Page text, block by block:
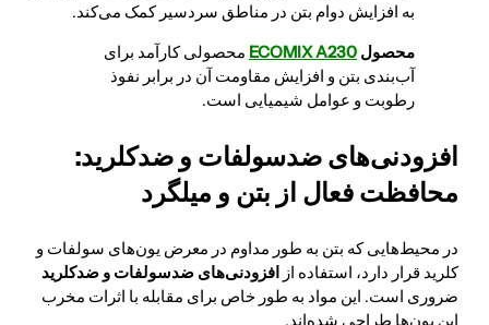
به افزایش دوام بتن در مناطق سردسیر کمک می‌کند.
محصول ECOMIX A230 محصولی کارآمد برای
آب‌بندی بتن و افزایش مقاومت آن در برابر نفوذ
رطوبت و عوامل شیمیایی است.
افزودنی‌های ضدسولفات و ضدکلرید:
محافظت فعال از بتن و میلگرد
در محیط‌هایی که بتن به طور مداوم در معرض یون‌های سولفات و
کلرید قرار دارد، استفاده از
افزودنی‌های ضدسولفات و ضدکلرید
ضروری است. این مواد به طور خاص برای مقابله با اثرات مخرب
این یون‌ها طراحی شده‌اند.